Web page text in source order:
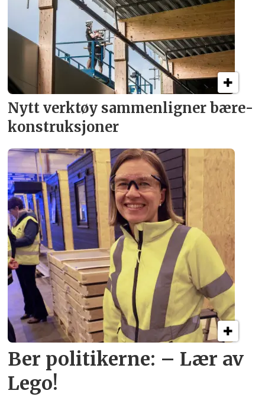
Nytt verktøy sammenligner bære­
konstruksjoner
Ber politikerne: – Lær av
Lego!